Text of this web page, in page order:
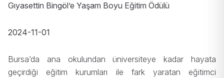
Gıyasettin Bingöl’e Yaşam Boyu Eğitim Ödülü
2024-11-01
Bursa’da ana okulundan üniversiteye kadar hayata
geçirdiği eğitim kurumları ile fark yaratan eğitimci